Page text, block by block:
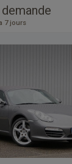
7 jours